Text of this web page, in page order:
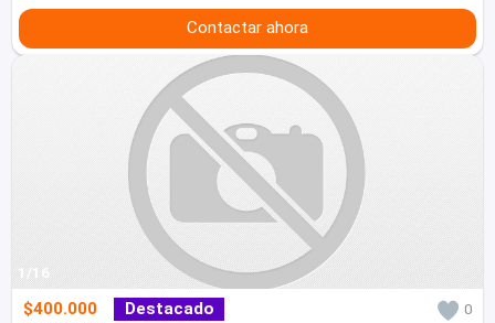
Contactar ahora
1/16
$400.000 Destacado 0